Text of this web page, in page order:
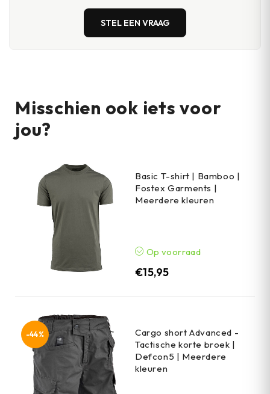
STEL EEN VRAAG
Misschien ook iets voor
jou?
Basic T-shirt | Bamboo |
Fostex Garments |
Meerdere kleuren
Op voorraad
€15,95
-44%
Cargo short Advanced -
Tactische korte broek |
Defcon5 | Meerdere
kleuren